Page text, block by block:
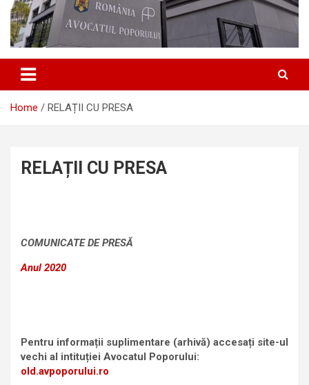
Home RELAȚII CU PRESA
RELAȚII CU PRESA
COMUNICATE DE PRESĂ
Anul 2020
Pentru informații suplimentare (arhivă) accesați site-ul
vechi al intituției Avocatul Poporului:
old.avpoporului.ro